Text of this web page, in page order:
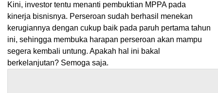
Kini, investor tentu menanti pembuktian MPPA pada
kinerja bisnisnya. Perseroan sudah berhasil menekan
kerugiannya dengan cukup baik pada paruh pertama tahun
ini, sehingga membuka harapan perseroan akan mampu
segera kembali untung. Apakah hal ini bakal
berkelanjutan? Semoga saja.